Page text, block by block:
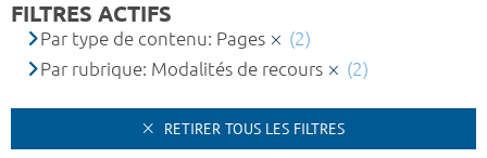
FILTRES ACTIFS
Par type de contenu: Pages
(2)
Par rubrique: Modalités de recours
(2)
RETIRER TOUS LES FILTRES